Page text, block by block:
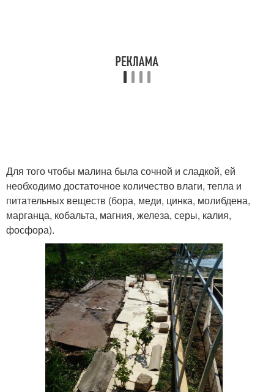
Для того чтобы малина была сочной и сладкой, ей
необходимо достаточное количество влаги, тепла и
питательных веществ (бора, меди, цинка, молибдена,
марганца, кобальта, магния, железа, серы, калия,
фосфора).